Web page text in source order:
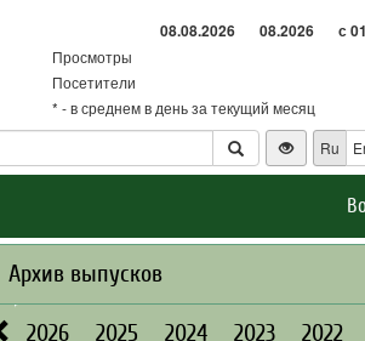
08.08.2026 08.2026 с
Просмотры
Посетители
* - в среднем в день за текущий месяц
Ru
Архив выпусков
2026 2025 2024 2023 2022